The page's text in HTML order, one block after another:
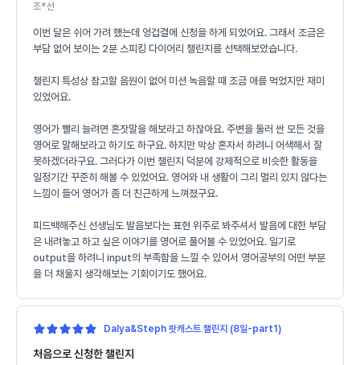
조*선
이번 달은 쉬어 가려 했는데 엉겁결에 신청을 하게 되었어요. 그래서 조금은
부담 없어 보이는 2분 스피킹 다이어리 챌린지를 선택해보았습니다.
챌린지 특성상 참고할 음원이 없어 미션 녹음할 때 조금 애를 먹었지만 재미
있었어요.
영어가 빨리 늘려면 혼잣말을 해보라고 하잖아요. 주변을 둘러 싼 모든 것을
영어로 말해보라고 하기도 하구요. 하지만 막상 혼자서 하려니 어색해서 잘
못하겠더라구요. 그러다가 이번 챌린지 덕분에 강제적으로 비슷한 활동을
일정기간 꾸준히 해볼 수 있었어요. 영어와 내 생활이 그리 멀리 있지 않다는
느낌이 들어 영어가 좀 더 친근하게 느껴졌구요.
피드백해주신 선생님도 발음보다는 표현 위주로 봐주셔서 발음에 대한 부담
은 내려놓고 하고 싶은 이야기를 영어로 풀어볼 수 있었어요. 일기로
output을 하려니 input의 부족함을 느낄 수 있어서 영어공부의 어떤 부분
을 더 채울지 생각해보는 기회이기도 했어요.
Dalya&Steph 팟캐스트 챌린지 (8일-part1)
처음으로 신청한 챌린지